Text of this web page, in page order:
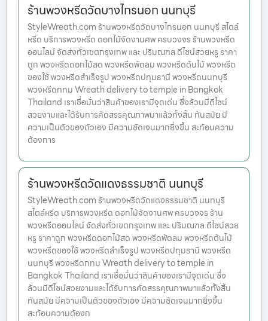
ร้านพวงหรีดวัดบางไกรนอก นนทบุรี
StyleWreath.com ร้านพวงหรีดวัดบางไกรนอก นนทบุรี สไตล์
หรีด บริการพวงหรีด ดอกไม้จัดงานศพ ครบวงจร ร้านพวงหรีด
ออนไลน์ จัดส่งทั่วเขตกรุงเทพ และ ปริมณฑล ดีไซน์สวยหรู ราคา
ถูก พวงหรีดดอกไม้สด พวงหรีดพัดลม พวงหรีดต้นไม้ พวงหรีด
ของใช้ พวงหรีดสำเร็จรูป พวงหรีดปทุมธานี พวงหรีดนนทบุรี
พวงหรีดกทม Wreath delivery to temple in Bangkok
Thailand เราเชื่อมั่นว่าสินค้าของเรามีจุดเด่น ซึ่งล้วนมีดีไซน์
สวยงามและได้รับการคัดสรรคุณภาพมาแล้วทั้งสิ้น ทันสมัย มี
ความเป็นตัวของตัวเอง มีความชัดเจนมากยิ่งขึ้น สะท้อนความ
ต้องการ
ร้านพวงหรีดวัดแดงธรรมชาติ นนทบุรี
StyleWreath.com ร้านพวงหรีดวัดแดงธรรมชาติ นนทบุรี
สไตล์หรีด บริการพวงหรีด ดอกไม้จัดงานศพ ครบวงจร ร้าน
พวงหรีดออนไลน์ จัดส่งทั่วเขตกรุงเทพ และ ปริมณฑล ดีไซน์สวย
หรู ราคาถูก พวงหรีดดอกไม้สด พวงหรีดพัดลม พวงหรีดต้นไม้
พวงหรีดของใช้ พวงหรีดสำเร็จรูป พวงหรีดปทุมธานี พวงหรีด
นนทบุรี พวงหรีดกทม Wreath delivery to temple in
Bangkok Thailand เราเชื่อมั่นว่าสินค้าของเรามีจุดเด่น ซึ่ง
ล้วนมีดีไซน์สวยงามและได้รับการคัดสรรคุณภาพมาแล้วทั้งสิ้น
ทันสมัย มีความเป็นตัวของตัวเอง มีความชัดเจนมากยิ่งขึ้น
สะท้อนความต้องก